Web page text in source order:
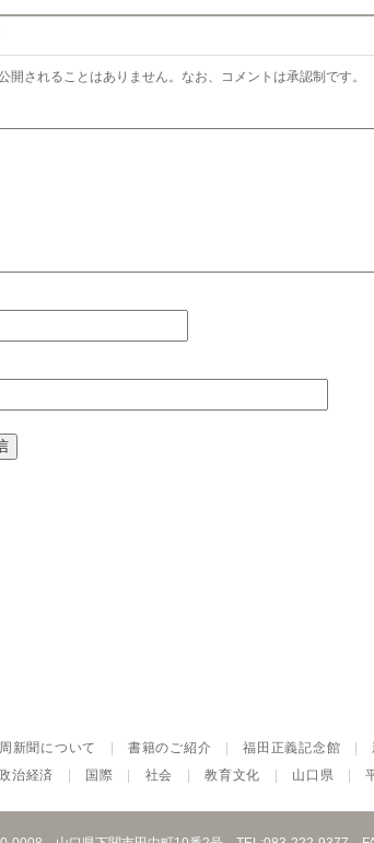
開されることはありません。なお、コメントは承認制です。
新聞について |書籍のご紹介 |福田正義記念館
治経済 国際 社会 |教育文化 山口県 |